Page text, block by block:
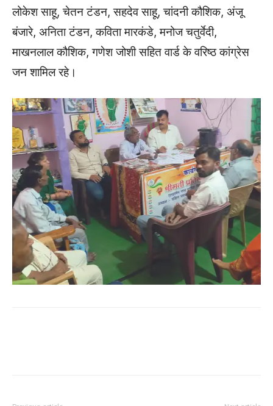
लोकेश साहू, चेतन टंडन, सहदेव साहू, चांदनी कौशिक, अंजू
बंजारे, अनिता टंडन, कविता मारकंडे, मनोज चतुर्वेदी,
माखनलाल कौशिक, गणेश जोशी सहित वार्ड के वरिष्ठ कांग्रेस
जन शामिल रहे।